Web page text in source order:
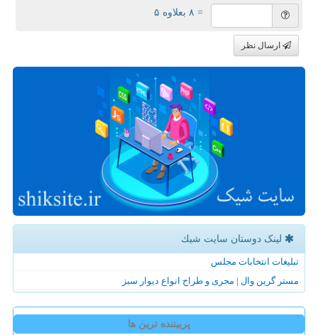
= ۸ بعلاوه ۵
ارسال نظر
لینک دوستان سایت شیك
تبلیغات انتخابات مجلس
مستر گرین وال | مجری و طراح انواع دیوار سبز
پربیننده ترین ها